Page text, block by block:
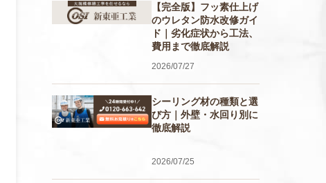
【完全版】フッ素仕上げ
のウレタン防水改修ガイ
ド｜劣化症状から工法、
費用まで徹底解説
2026/07/27
シーリング材の種類と選
び方｜外壁・水回り別に
徹底解説
2026/07/25